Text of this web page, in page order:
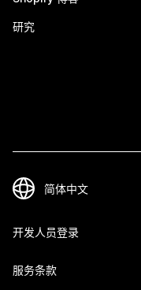
研究
开发人员登录
服务条款